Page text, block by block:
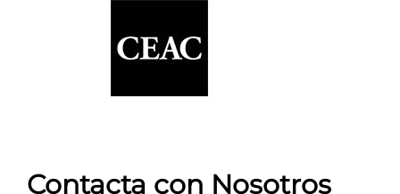
Contacta con Nosotros